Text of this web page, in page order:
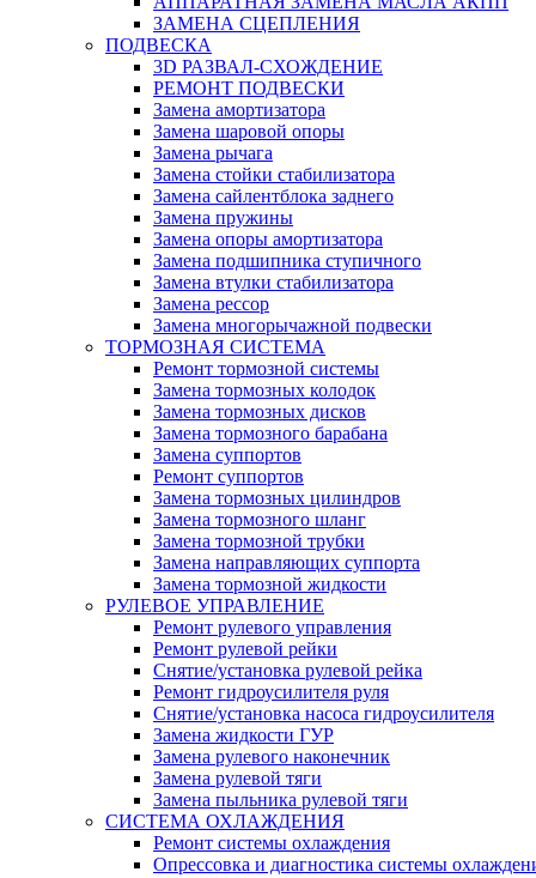
ЗАМЕНА СЦЕПЛЕНИЯ
ПОДВЕСКА
3D РАЗВАЛ-СХОЖДЕНИЕ
РЕМОНТ ПОДВЕСКИ
Замена амортизатора
Замена шаровой опоры
Замена рычага
Замена стойки стабилизатора
Замена сайлентблока заднего
Замена пружины
Замена опоры амортизатора
Замена подшипника ступичного
Замена втулки стабилизатора
Замена рессор
Замена многорычажной подвески
ТОРМОЗНАЯ СИСТЕМА
Ремонт тормозной системы
Замена тормозных колодок
Замена тормозных дисков
Замена тормозного барабана
Замена суппортов
Ремонт суппортов
Замена тормозных цилиндров
Замена тормозного шланг
Замена тормозной трубки
Замена направляющих суппорта
Замена тормозной жидкости
РУЛЕВОЕ УПРАВЛЕНИЕ
Ремонт рулевого управления
Ремонт рулевой рейки
Снятие/установка рулевой рейка
Ремонт гидроусилителя руля
Снятие/установка насоса гидроусилителя
Замена жидкости ГУР
Замена рулевого наконечник
Замена рулевой тяги
Замена пыльника рулевой тяги
СИСТЕМА ОХЛАЖДЕНИЯ
Ремонт системы охлаждения
Опрессовка и диагностика системы